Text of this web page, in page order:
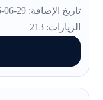
تاريخ الإضافة: 29-06-2026
الزيارات: 213